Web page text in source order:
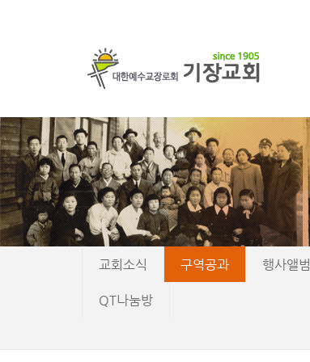
교회소식 구역공과 행사앨범
QT나눔방